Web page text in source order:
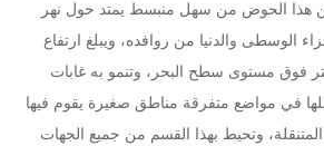
هذا الحوض من سهل منبسط يمتد حول نهر
الوسطى والدنيا من روافده، ويبلغ ارتفاع
السهل حوالي 300 متر فوق مستوى سطح البحر، وتنمو به غابات
في مواضع متفرقة مناطق صغيرة يقوم فيها
وتحيط بهذا القسم من جميع الجهات